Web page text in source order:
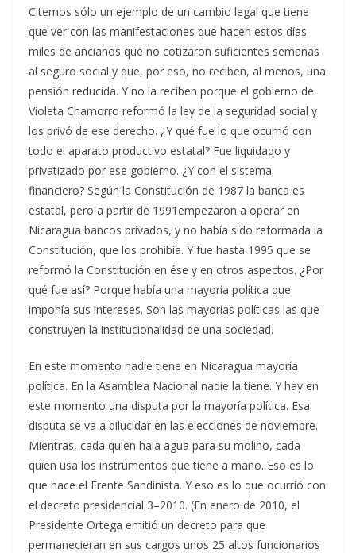
Citemos sólo un ejemplo de un cambio legal que tiene
que ver con las manifestaciones que hacen estos días
miles de ancianos que no cotizaron suficientes semanas
al seguro social y que, por eso, no reciben, al menos, una
pensión reducida. Y no la reciben porque el gobierno de
Violeta Chamorro reformó la ley de la seguridad social y
los privó de ese derecho. ¿Y qué fue lo que ocurrió con
todo el aparato productivo estatal? Fue liquidado y
privatizado por ese gobierno. ¿Y con el sistema
financiero? Según la Constitución de 1987 la banca es
estatal, pero a partir de 1991empezaron a operar en
Nicaragua bancos privados, y no había sido reformada la
Constitución, que los prohibía. Y fue hasta 1995 que se
reformó la Constitución en ése y en otros aspectos. ¿Por
qué fue así? Porque había una mayoría política que
imponía sus intereses. Son las mayorías políticas las que
construyen la institucionalidad de una sociedad.
En este momento nadie tiene en Nicaragua mayoría
política. En la Asamblea Nacional nadie la tiene. Y hay en
este momento una disputa por la mayoría política. Esa
disputa se va a dilucidar en las elecciones de noviembre.
Mientras, cada quien hala agua para su molino, cada
quien usa los instrumentos que tiene a mano. Eso es lo
que hace el Frente Sandinista. Y eso es lo que ocurrió con
el decreto presidencial 3–2010. (En enero de 2010, el
Presidente Ortega emitió un decreto para que
permanecieran en sus cargos unos 25 altos funcionarios